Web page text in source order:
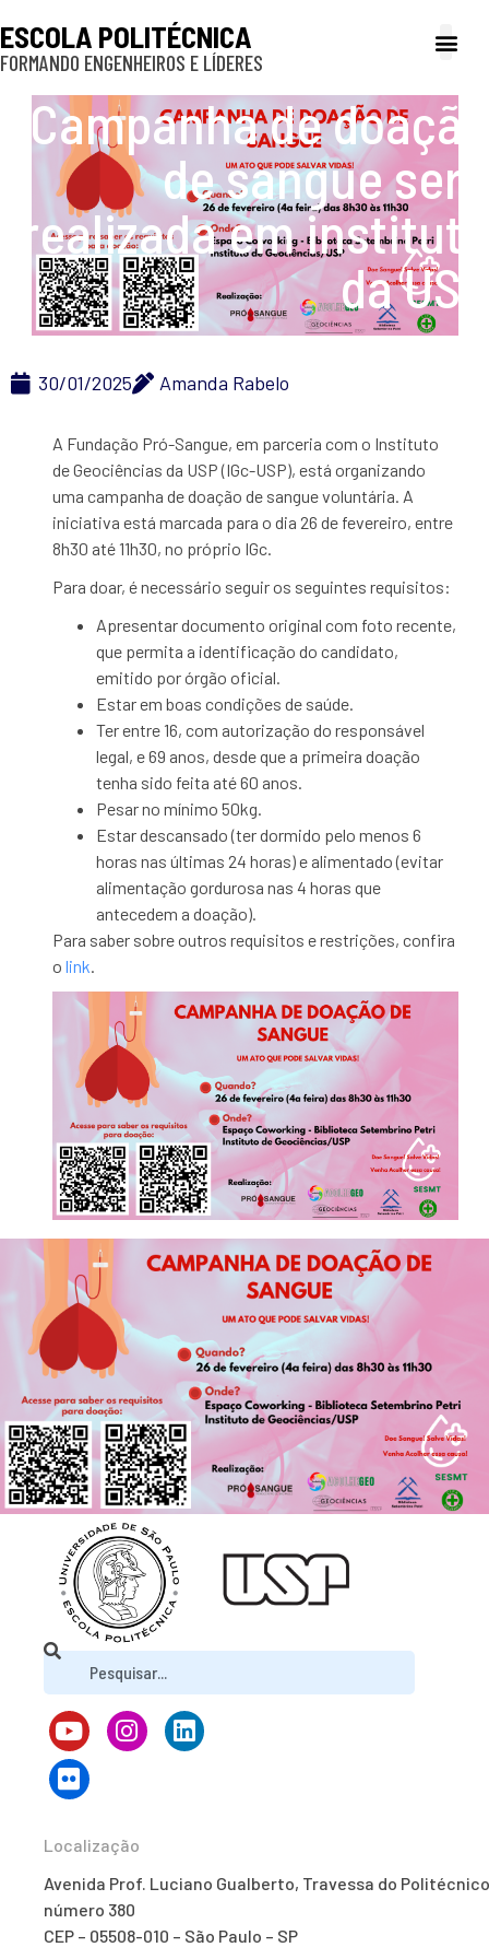
ESCOLA POLITÉCNICA
FORMANDO ENGENHEIROS E LÍDERES
Campanha de doação
de sangue será
realizada em instituto
da USP
30/01/2025 Amanda Rabelo
A Fundação Pró-Sangue, em parceria com o Instituto
de Geociências da USP (IGc-USP), está organizando
uma campanha de doação de sangue voluntária. A
iniciativa está marcada para o dia 26 de fevereiro, entre
8h30 até 11h30, no próprio IGc.
Para doar, é necessário seguir os seguintes requisitos:
Apresentar documento original com foto recente,
que permita a identificação do candidato,
emitido por órgão oficial.
Estar em boas condições de saúde.
Ter entre 16, com autorização do responsável
legal, e 69 anos, desde que a primeira doação
tenha sido feita até 60 anos.
Pesar no mínimo 50kg.
Estar descansado (ter dormido pelo menos 6
horas nas últimas 24 horas) e alimentado (evitar
alimentação gordurosa nas 4 horas que
antecedem a doação).
Para saber sobre outros requisitos e restrições, confira
olink.
Localização
Avenida Prof. Luciano Gualberto, Travessa do
número 380
CEP – 05508-010 – São Paulo – SP